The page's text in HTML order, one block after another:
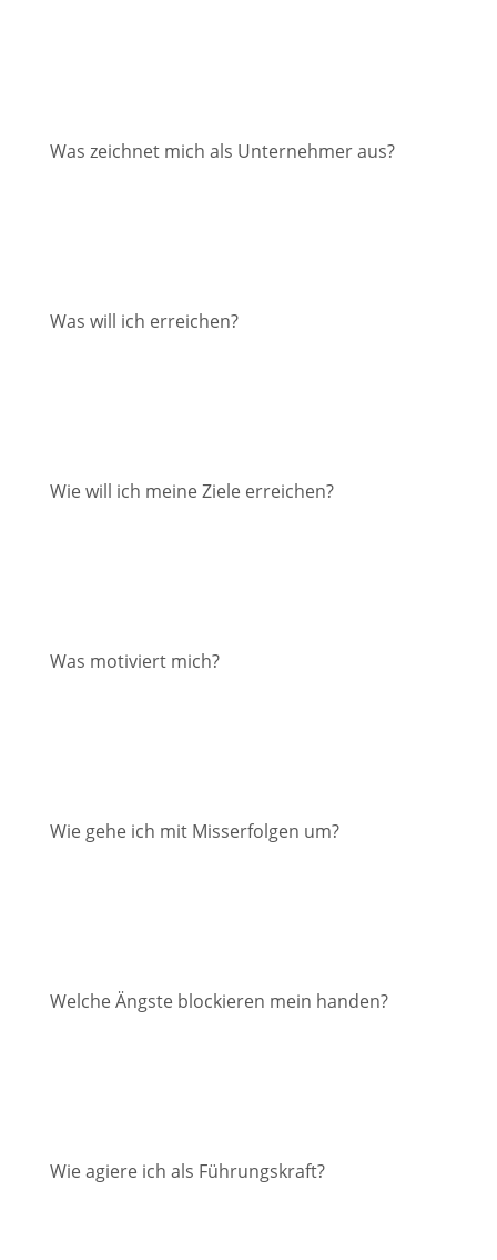
Was zeichnet mich als Unternehmer aus?
Was will ich erreichen?
Wie will ich meine Ziele erreichen?
Was motiviert mich?
Wie gehe ich mit Misserfolgen um?
Welche Ängste blockieren mein handen?
Wie agiere ich als Führungskraft?